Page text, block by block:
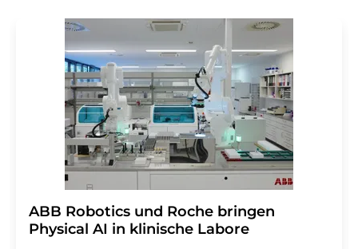
Str. 2, 12489 Berlin oder per E-Mail unter
widerruf@lumitos.commit Wirkung für die Zukunft
widerrufen. Zudem ist in jeder E-Mail ein Link zur
Abbestellung des entsprechenden Newsletters
enthalten.
​​​​​​​ABB Robotics und Roche bringen
Physical AI in klinische Labore